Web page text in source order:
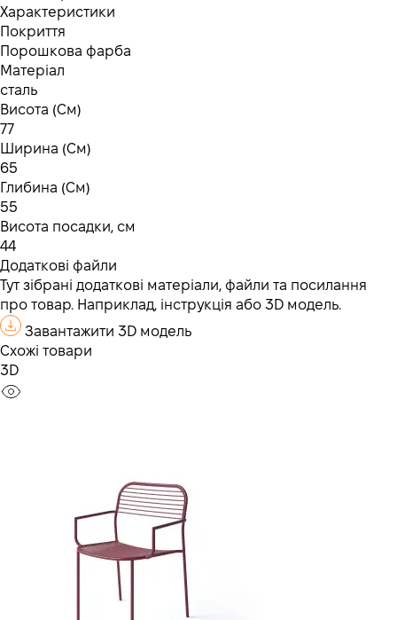
Характеристики
Покриття
Порошкова фарба
Матеріал
сталь
Висота (См)
77
Ширина (См)
65
Глибина (См)
55
Висота посадки, см
44
Додаткові файли
Тут зібрані додаткові матеріали, файли та посилання
про товар. Наприклад, інструкція або 3D модель.
Завантажити 3D модель
Схожі товари
3D